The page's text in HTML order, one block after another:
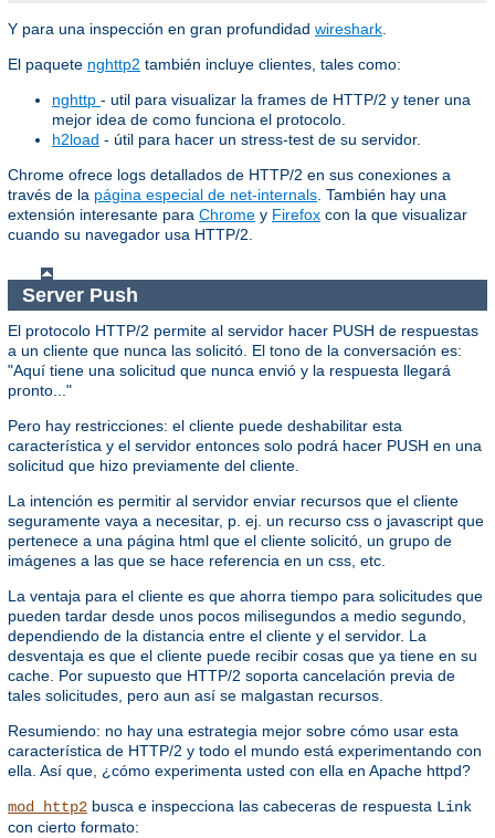
Y para una inspección en gran profundidad wireshark.
El paquete nghttp2 también incluye clientes, tales como:
nghttp - util para visualizar la frames de HTTP/2 y tener una
mejor idea de como funciona el protocolo.
h2load - útil para hacer un stress-test de su servidor.
Chrome ofrece logs detallados de HTTP/2 en sus conexiones a
través de la página especial de net-internals. También hay una
extensión interesante para Chrome y Firefox con la que visualizar
cuando su navegador usa HTTP/2.
Server Push
El protocolo HTTP/2 permite al servidor hacer PUSH de respuestas
a un cliente que nunca las solicitó. El tono de la conversación es:
"Aquí tiene una solicitud que nunca envió y la respuesta llegará
pronto..."
Pero hay restricciones: el cliente puede deshabilitar esta
característica y el servidor entonces solo podrá hacer PUSH en una
solicitud que hizo previamente del cliente.
La intención es permitir al servidor enviar recursos que el cliente
seguramente vaya a necesitar, p. ej. un recurso css o javascript que
pertenece a una página html que el cliente solicitó, un grupo de
imágenes a las que se hace referencia en un css, etc.
La ventaja para el cliente es que ahorra tiempo para solicitudes que
pueden tardar desde unos pocos milisegundos a medio segundo,
dependiendo de la distancia entre el cliente y el servidor. La
desventaja es que el cliente puede recibir cosas que ya tiene en su
cache. Por supuesto que HTTP/2 soporta cancelación previa de
tales solicitudes, pero aun así se malgastan recursos.
Resumiendo: no hay una estrategia mejor sobre cómo usar esta
característica de HTTP/2 y todo el mundo está experimentando con
ella. Así que, ¿cómo experimenta usted con ella en Apache httpd?
mod_http2 busca e inspecciona las cabeceras de respuesta Link
con cierto formato: